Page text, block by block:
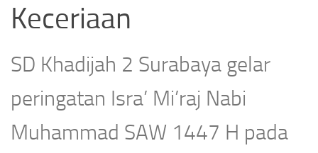
Keceriaan
SD Khadijah 2 Surabaya gelar
peringatan Isra’ Mi’raj Nabi
Muhammad SAW 1447 H pada